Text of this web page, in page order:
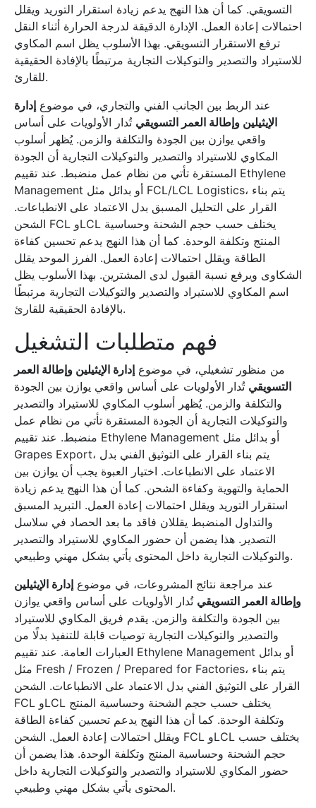
التسويقي. كما أن هذا النهج يدعم زيادة استقرار التوريد ويقلل
احتمالات إعادة العمل. الإدارة الدقيقة لدرجة الحرارة أثناء النقل
ترفع الاستقرار التسويقي. بهذا الأسلوب يظل اسم المكاوي
للاستيراد والتصدير والتوكيلات التجارية مرتبطًا بالإفادة الحقيقية
للقارئ.
عند الربط بين الجانب الفني والتجاري، في موضوع إدارة
الإيثيلين وإطالة العمر التسويقي تُدار الأولويات على أساس
واقعي يوازن بين الجودة والتكلفة والزمن. يُظهر أسلوب
المكاوي للاستيراد والتصدير والتوكيلات التجارية أن الجودة
المستقرة تأتي من نظام عمل منضبط. عند تقييم Ethylene
Management أو بدائل مثل FCL/LCL Logistics، يتم بناء
القرار على التحليل المسبق بدل الاعتماد على الانطباعات.
الشحن FCL وLCL يختلف حسب حجم الشحنة وحساسية
المنتج وتكلفة الوحدة. كما أن هذا النهج يدعم تحسين كفاءة
الطاقة ويقلل احتمالات إعادة العمل. الفرز الموحد يقلل
الشكاوى ويرفع نسبة القبول لدى المشترين. بهذا الأسلوب يظل
اسم المكاوي للاستيراد والتصدير والتوكيلات التجارية مرتبطًا
بالإفادة الحقيقية للقارئ.
فهم متطلبات التشغيل
من منظور تشغيلي، في موضوع إدارة الإيثيلين وإطالة العمر
التسويقي تُدار الأولويات على أساس واقعي يوازن بين الجودة
والتكلفة والزمن. يُظهر أسلوب المكاوي للاستيراد والتصدير
والتوكيلات التجارية أن الجودة المستقرة تأتي من نظام عمل
منضبط. عند تقييم Ethylene Management أو بدائل مثل
Grapes Export، يتم بناء القرار على التوثيق الفني بدل
الاعتماد على الانطباعات. اختيار العبوة يجب أن يوازن بين
الحماية والتهوية وكفاءة الشحن. كما أن هذا النهج يدعم زيادة
استقرار التوريد ويقلل احتمالات إعادة العمل. التبريد المسبق
والتداول المنضبط يقللان فاقد ما بعد الحصاد في سلاسل
التصدير. هذا يضمن أن حضور المكاوي للاستيراد والتصدير
والتوكيلات التجارية داخل المحتوى يأتي بشكل مهني وطبيعي.
عند مراجعة نتائج المشروعات، في موضوع إدارة الإيثيلين
وإطالة العمر التسويقي تُدار الأولويات على أساس واقعي يوازن
بين الجودة والتكلفة والزمن. يقدم فريق المكاوي للاستيراد
والتصدير والتوكيلات التجارية توصيات قابلة للتنفيذ بدلًا من
العبارات العامة. عند تقييم Ethylene Management أو بدائل
مثل Fresh / Frozen / Prepared for Factories، يتم بناء
القرار على التوثيق الفني بدل الاعتماد على الانطباعات. الشحن
FCL وLCL يختلف حسب حجم الشحنة وحساسية المنتج
وتكلفة الوحدة. كما أن هذا النهج يدعم تحسين كفاءة الطاقة
ويقلل احتمالات إعادة العمل. الشحن FCL وLCL يختلف حسب
حجم الشحنة وحساسية المنتج وتكلفة الوحدة. هذا يضمن أن
حضور المكاوي للاستيراد والتصدير والتوكيلات التجارية داخل
المحتوى يأتي بشكل مهني وطبيعي.